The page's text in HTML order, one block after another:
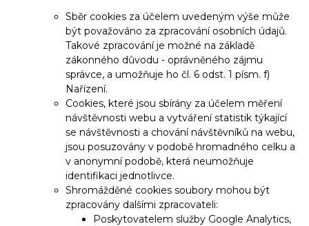
Sběr cookies za účelem uvedeným výše může
být považováno za zpracování osobních údajů.
Takové zpracování je možné na základě
zákonného důvodu - oprávněného zájmu
správce, a umožňuje ho čl. 6 odst. 1 písm. f)
Nařízení.
Cookies, které jsou sbírány za účelem měření
návštěvnosti webu a vytváření statistik týkající
se návštěvnosti a chování návštěvníků na webu,
jsou posuzovány v podobě hromadného celku a
v anonymní podobě, která neumožňuje
identifikaci jednotlivce.
Shromážděné cookies soubory mohou být
zpracovány dalšími zpracovateli:
Poskytovatelem služby Google Analytics,